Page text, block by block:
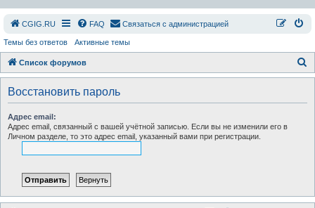
СGIG.RU FAQ Связаться с администрацией
Темы без ответов Активные темы
Список форумов
о
Восстановить пароль
Адрес email:
Адрес email, связанный с вашей учётной записью. Если вы не изменили его в
Личном разделе, то это адрес email, указанный вами при регистрации.